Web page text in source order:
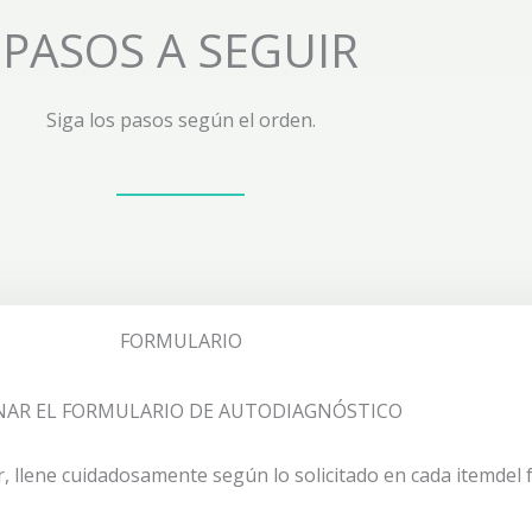
PASOS A SEGUIR
Siga los pasos según el orden.
FORMULARIO
EL FORMULARIO DE AUTODIAGNÓSTICO
llene cuidadosamente según lo solicitado en cada itemdel